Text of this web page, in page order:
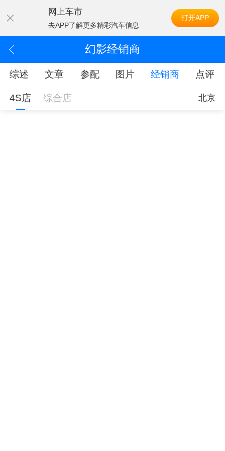
网上车市
去APP了解更多精彩汽车信息
打开APP
幻影经销商
综述 文章 参配 图片 经销商 点评
4S店 综合店 北京